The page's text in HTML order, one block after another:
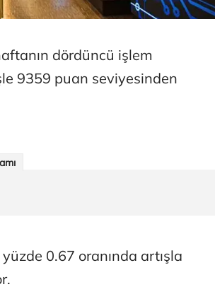
dördüncü işlem
9359 puan seviyesinden
0.67 oranında artışla